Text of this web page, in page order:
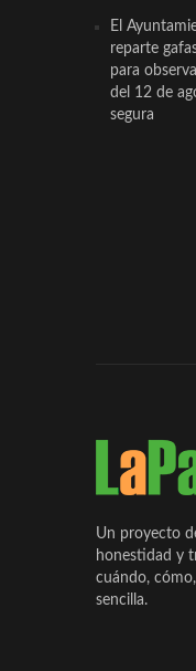
El
reparte
para
del 12 de
segura
Un proyecto
honestidad y
cuándo,
sencilla.